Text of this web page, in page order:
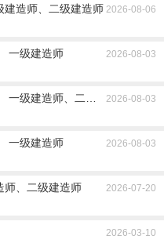
建造师、二级建造师 2026-08-06
一级建造师
2026-08-03
一级建造师、二级建造师2026-08-03
一级建造师
2026-08-03
师、二级建造师
2026-07-20
2026-03-10